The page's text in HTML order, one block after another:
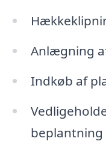
Anlægning
Indkøb af
beplantning